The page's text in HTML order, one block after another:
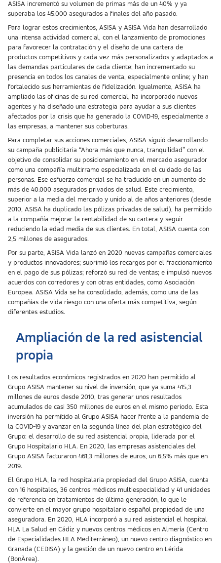
ASISA incrementó su volumen de primas más de un 40% y ya
superaba los 45.000 asegurados a finales del año pasado.
Para lograr estos crecimientos, ASISA y ASISA Vida han desarrollado
una intensa actividad comercial, con el lanzamiento de promociones
para favorecer la contratación y el diseño de una cartera de
productos competitivos y cada vez más personalizados y adaptados a
las demandas particulares de cada cliente; han incrementado su
presencia en todos los canales de venta, especialmente online; y han
fortalecido sus herramientas de fidelización. Igualmente, ASISA ha
ampliado las oficinas de su red comercial, ha incorporado nuevos
agentes y ha diseñado una estrategia para ayudar a sus clientes
afectados por la crisis que ha generado la COVID-19, especialmente a
las empresas, a mantener sus coberturas.
Para completar sus acciones comerciales, ASISA siguió desarrollando
su campaña publicitaria “Ahora más que nunca, tranquilidad” con el
objetivo de consolidar su posicionamiento en el mercado asegurador
como una compañía multirramo especializada en el cuidado de las
personas. Ese esfuerzo comercial se ha traducido en un aumento de
más de 40.000 asegurados privados de salud. Este crecimiento,
superior a la media del mercado y unido al de años anteriores (desde
2010, ASISA ha duplicado las pólizas privadas de salud), ha permitido
a la compañía mejorar la rentabilidad de su cartera y seguir
reduciendo la edad media de sus clientes. En total, ASISA cuenta con
2,5 millones de asegurados.
Por su parte, ASISA Vida lanzó en 2020 nuevas campañas comerciales
y productos innovadores; suprimió los recargos por el fraccionamiento
en el pago de sus pólizas; reforzó su red de ventas; e impulsó nuevos
acuerdos con corredores y con otras entidades, como Asociación
Europea. ASISA Vida se ha consolidado, además, como una de las
compañías de vida riesgo con una oferta más competitiva, según
diferentes estudios.
Ampliación de la red asistencial
propia
Los resultados económicos registrados en 2020 han permitido al
Grupo ASISA mantener su nivel de inversión, que ya suma 415,3
millones de euros desde 2010, tras generar unos resultados
acumulados de casi 350 millones de euros en el mismo periodo. Esta
inversión ha permitido al Grupo ASISA hacer frente a la pandemia de
la COVID-19 y avanzar en la segunda línea del plan estratégico del
Grupo: el desarrollo de su red asistencial propia, liderada por el
Grupo Hospitalario HLA. En 2020, las empresas asistenciales del
Grupo ASISA facturaron 461,3 millones de euros, un 6,5% más que en
2019.
El Grupo HLA, la red hospitalaria propiedad del Grupo ASISA, cuenta
con 16 hospitales, 36 centros médicos multiespecialidad y 41 unidades
de referencia en tratamientos de última generación, lo que le
convierte en el mayor grupo hospitalario español propiedad de una
aseguradora. En 2020, HLA incorporó a su red asistencial el hospital
HLA La Salud en Cádiz y nuevos centros médicos en Almería (Centro
de Especialidades HLA Mediterráneo), un nuevo centro diagnóstico en
Granada (CEDISA) y la gestión de un nuevo centro en Lérida
(BonÀrea).